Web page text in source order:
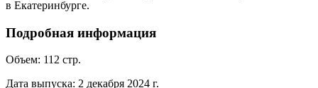
в Екатеринбурге.
Подробная информация
Объем: 112 стр.
Дата выпуска: 2 декабря 2024 г.